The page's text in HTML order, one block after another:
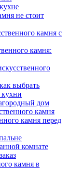
не стоит
камня с
камня:
выбрать
кухни
дом
камня
камня перед
комнате
камня в